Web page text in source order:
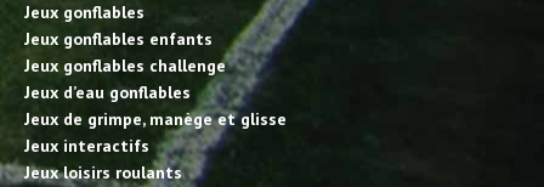
Jeux gonflables
Jeux gonflables enfants
Jeux gonflables challenge
Jeux d’eau gonflables
Jeux de grimpe, manège et glisse
Jeux interactifs
Jeux loisirs roulants